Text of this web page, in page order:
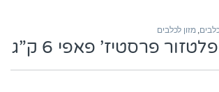
,מזון לכלבים
פרסטיז’ פאפי 6 ק”ג